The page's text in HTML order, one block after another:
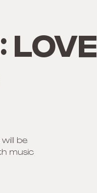
LOVE
be
music